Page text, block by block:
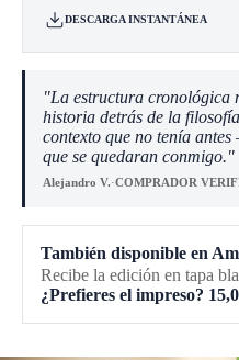
DESCARGA INSTANTÁNEA
"La estructura cronológica
historia detrás de la
contexto que no tenía
que se quedaran conmigo."
Alejandro V.·COMPRADOR
También disponible en
Recibe la edición en tapa
¿Prefieres el impreso?